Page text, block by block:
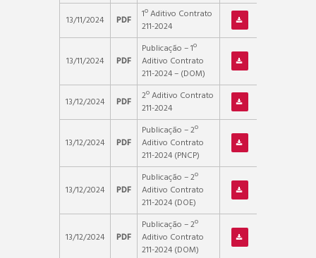
13/11/2024
PDF
1º Aditivo Contrato
211-2024
13/11/2024 PDF
Publicação – 1º
Aditivo Contrato
211-2024 – (DOM)
13/12/2024
PDF
2º Aditivo Contrato
211-2024
13/12/2024 PDF
Publicação – 2º
Aditivo Contrato
211-2024 (PNCP)
13/12/2024 PDF
Publicação – 2º
Aditivo Contrato
211-2024 (DOE)
13/12/2024 PDF
Publicação – 2º
Aditivo Contrato
211-2024 (DOM)